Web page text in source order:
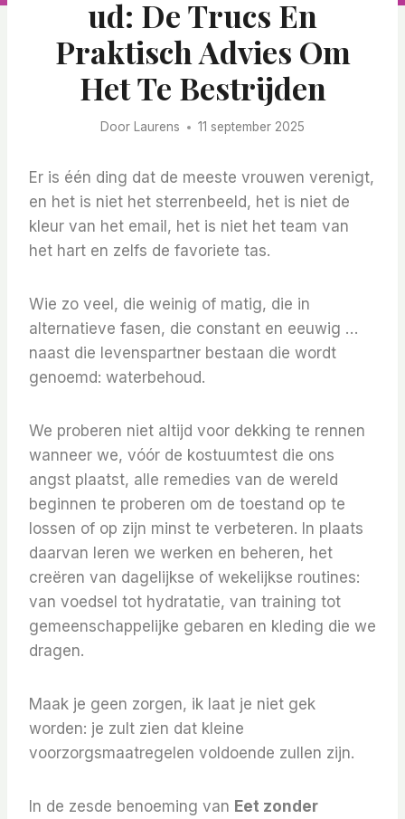
Ud: De Trucs En
Praktisch Advies Om
Het Te Bestrijden
Door Laurens 11 september 2025
Er is één ding dat de meeste vrouwen verenigt,
en het is niet het sterrenbeeld, het is niet de
kleur van het email, het is niet het team van
het hart en zelfs de favoriete tas.
Wie zo veel, die weinig of matig, die in
alternatieve fasen, die constant en eeuwig …
naast die levenspartner bestaan ​​die wordt
genoemd: waterbehoud.
We proberen niet altijd voor dekking te rennen
wanneer we, vóór de kostuumtest die ons
angst plaatst, alle remedies van de wereld
beginnen te proberen om de toestand op te
lossen of op zijn minst te verbeteren. In plaats
daarvan leren we werken en beheren, het
creëren van dagelijkse of wekelijkse routines:
van voedsel tot hydratatie, van training tot
gemeenschappelijke gebaren en kleding die we
dragen.
Maak je geen zorgen, ik laat je niet gek
worden: je zult zien dat kleine
voorzorgsmaatregelen voldoende zullen zijn.
In de zesde benoeming van Eet zonder